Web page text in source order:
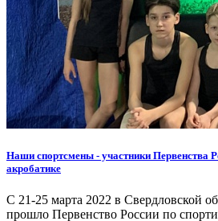
Наши спортсмены - участники Первенства
акробатике
С 21-25 марта 2022 в Свердловской
прошло Первенство России по